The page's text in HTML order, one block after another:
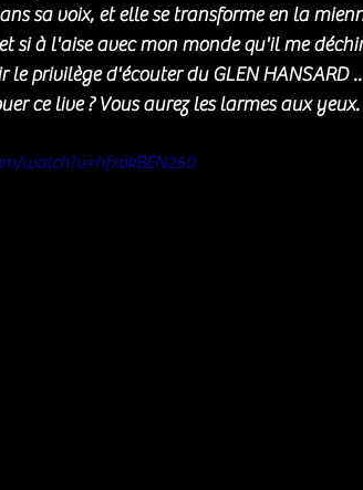
sa voix, et elle se transforme en la
si à l'aise avec mon monde qu'il me
le privilège d'écouter du GLEN HANSARD
ce live ? Vous aurez les larmes aux yeux.
watch?v=hfxokBEN260